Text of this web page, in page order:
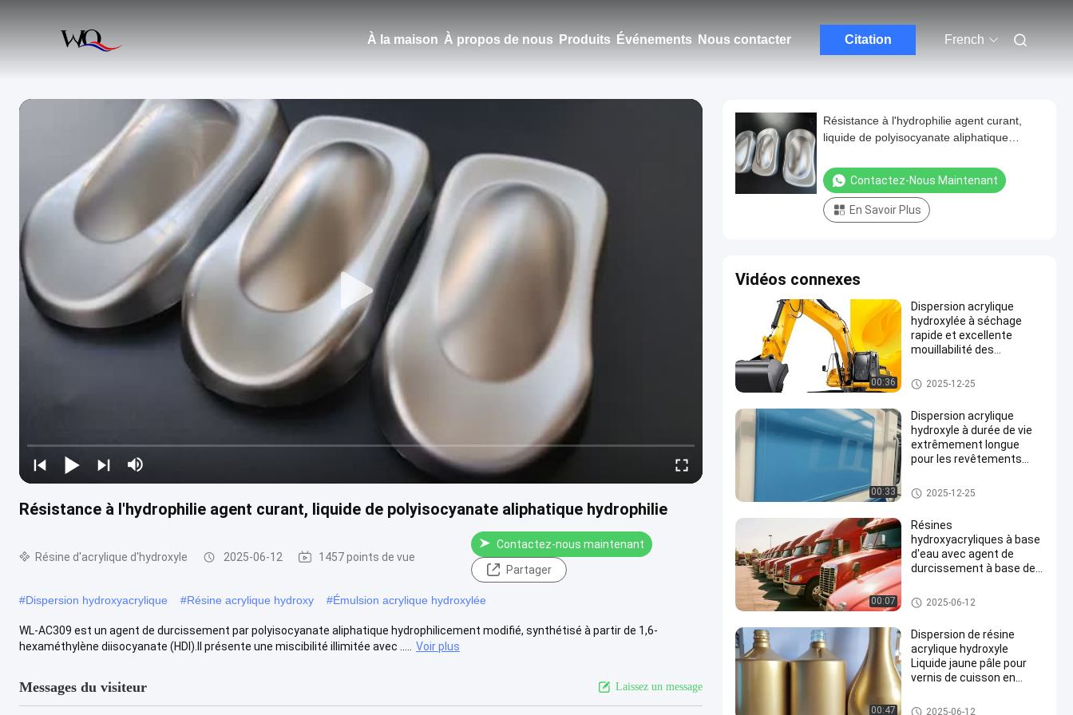
À la maison À propos de nous Produits Événements Nous contacter Citation French
Résistance à l'hydrophilie agent curant, liquide de polyisocyanate aliphatique hydrophilie
Résine d'acrylique d'hydroxyle 2025-06-12 1457 points de vue
Contactez-nous maintenant
Partager
#Dispersion hydroxyacrylique #Résine acrylique hydroxy #Émulsion acrylique hydroxylée
WL-AC309 est un agent de durcissement par polyisocyanate aliphatique hydrophilicement modifié, synthétisé à partir de 1,6-
hexaméthylène diisocyanate (HDI).Il présente une miscibilité illimitée avec .....
Voir plus
Messages du visiteur Laissez un message
Résistance à l'hydrophilie agent curant,
liquide de polyisocyanate aliphatique
Contactez-Nous Maintenant
En Savoir Plus
Vidéos connexes
00:36
Dispersion acrylique
hydroxylée à séchage
rapide et excellente
mouillabilité des
finition pour métal/bois
Résine d'acrylique d'hydroxyle
2025-12-25
00:33
Dispersion acrylique
hydroxyle à durée de vie
extrêmement longue
pour les revêtements
revêtements de débit
des véhicules
Résine d'acrylique d'hydroxyle
2025-12-25
00:07
Résines
hydroxyacryliques à base
d'eau avec agent de
durcissement à base de
substrats métalliques
Résine d'acrylique d'hydroxyle
2025-06-12
00:47
Dispersion de résine
acrylique hydroxyle
Liquide jaune pâle pour
vernis de cuisson en
Résine d'acrylique d'hydroxyle
2025-06-12